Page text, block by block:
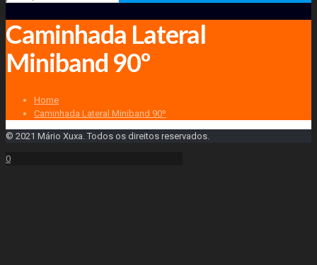
Caminhada Lateral
Miniband 90º
Home
Caminhada Lateral Miniband 90º
© 2021 Mário Xuxa. Todos os direitos reservados.
0